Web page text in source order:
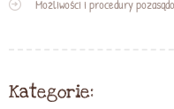
Możliwości i procedury
Kategorie: